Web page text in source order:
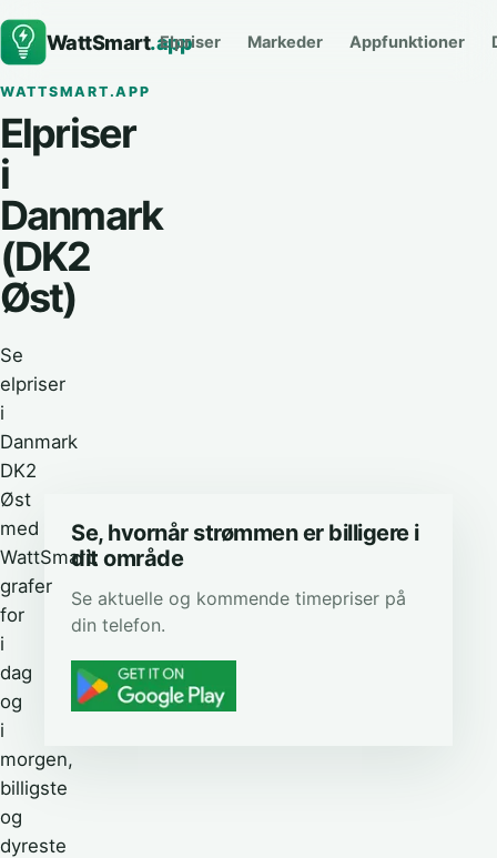
WattSmart.app
Elpriser Markeder Appfunktioner
WATTSMART.APP
Elpriser
i
Danmark
(DK2
Øst)
Se
elpriser
i
Danmark
DK2
Øst
med
WattSmart:
grafer
for
i
dag
og
i
morgen,
billigste
og
dyreste
Se, hvornår strømmen er billigere i
dit område
Se aktuelle og kommende timepriser på
din telefon.